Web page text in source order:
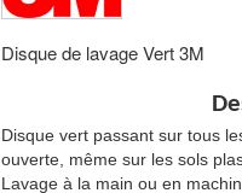
Disque de lavage Vert 3M
Disque vert passant sur tous
ouverte, même sur les sols
Lavage à la main ou en